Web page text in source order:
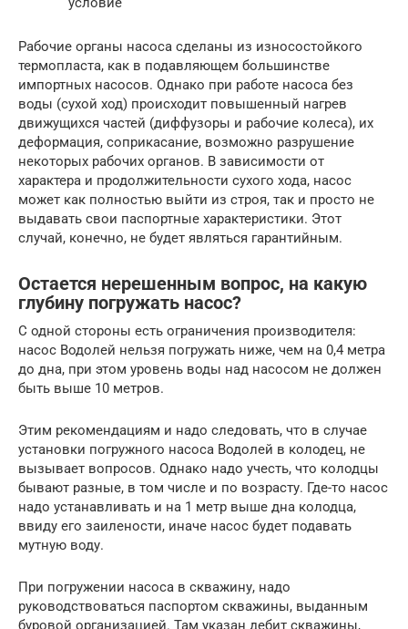
Рабочие органы насоса сделаны из износостойкого
термопласта, как в подавляющем большинстве
импортных насосов. Однако при работе насоса без
воды (сухой ход) происходит повышенный нагрев
движущихся частей (диффузоры и рабочие колеса), их
деформация, соприкасание, возможно разрушение
некоторых рабочих органов. В зависимости от
характера и продолжительности сухого хода, насос
может как полностью выйти из строя, так и просто не
выдавать свои паспортные характеристики. Этот
случай, конечно, не будет являться гарантийным.
Остается нерешенным вопрос, на какую
глубину погружать насос?
С одной стороны есть ограничения производителя:
насос Водолей нельзя погружать ниже, чем на 0,4 метра
до дна, при этом уровень воды над насосом не должен
быть выше 10 метров.
Этим рекомендациям и надо следовать, что в случае
установки погружного насоса Водолей в колодец, не
вызывает вопросов. Однако надо учесть, что колодцы
бывают разные, в том числе и по возрасту. Где-то насос
надо устанавливать и на 1 метр выше дна колодца,
ввиду его заилености, иначе насос будет подавать
мутную воду.
При погружении насоса в скважину, надо
руководствоваться паспортом скважины, выданным
буровой организацией. Там указан дебит скважины,